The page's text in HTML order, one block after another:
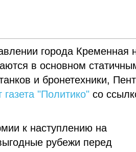
города Кременная
в основном
и бронетехники,
газета "Политико" со
к наступлению на
рубежи перед